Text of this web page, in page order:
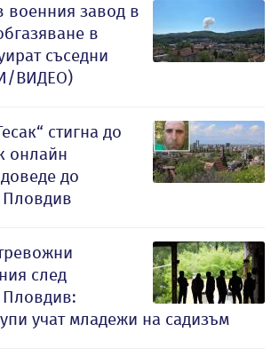
военния завод в
в
съседни
ВИДЕО)
стигна до
онлайн
до
Пловдив
след
Пловдив:
учат младежи на садизъм